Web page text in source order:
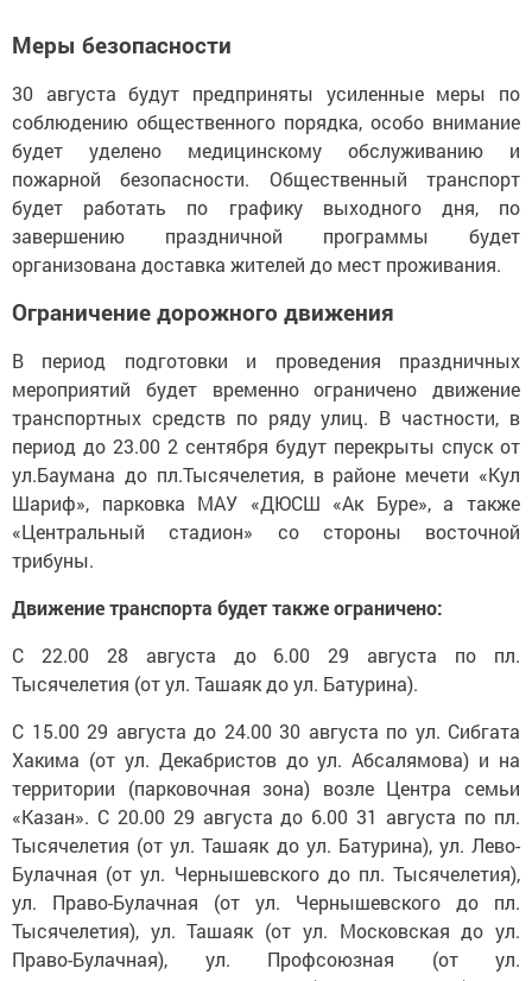
Меры безопасности
30 августа будут предприняты усиленные меры по
соблюдению общественного порядка, особо внимание
будет уделено медицинскому обслуживанию и
пожарной безопасности. Общественный транспорт
будет работать по графику выходного дня, по
завершению праздничной программы будет
организована доставка жителей до мест проживания.
Ограничение дорожного движения
В период подготовки и проведения праздничных
мероприятий будет временно ограничено движение
транспортных средств по ряду улиц. В частности, в
период до 23.00 2 сентября будут перекрыты спуск от
ул.Баумана до пл.Тысячелетия, в районе мечети «Кул
Шариф», парковка МАУ «ДЮСШ «Ак Буре», а также
«Центральный стадион» со стороны восточной
трибуны.
Движение транспорта будет также ограничено:
С 22.00 28 августа до 6.00 29 августа по пл.
Тысячелетия (от ул. Ташаяк до ул. Батурина).
С 15.00 29 августа до 24.00 30 августа по ул. Сибгата
Хакима (от ул. Декабристов до ул. Абсалямова) и на
территории (парковочная зона) возле Центра семьи
«Казан». С 20.00 29 августа до 6.00 31 августа по пл.
Тысячелетия (от ул. Ташаяк до ул. Батурина), ул. Лево-
Булачная (от ул. Чернышевского до пл. Тысячелетия),
ул. Право-Булачная (от ул. Чернышевского до пл.
Тысячелетия), ул. Ташаяк (от ул. Московская до ул.
Право-Булачная), ул. Профсоюзная (от ул.